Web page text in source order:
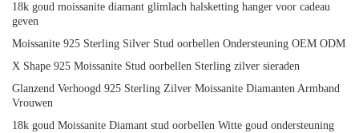
18k goud moissanite diamant glimlach halsketting hanger voor cadeau
geven
Moissanite 925 Sterling Silver Stud oorbellen Ondersteuning OEM ODM
X Shape 925 Moissanite Stud oorbellen Sterling zilver sieraden
Glanzend Verhoogd 925 Sterling Zilver Moissanite Diamanten Armband
Vrouwen
18k goud Moissanite Diamant stud oorbellen Witte goud ondersteuning